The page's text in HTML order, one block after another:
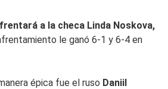
a la checa Linda Noskova,
le ganó 6-1 y 6-4 en
épica fue el ruso Daniil